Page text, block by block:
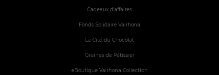
Cadeaux d'affaires
Fonds Solidaire Valrhona
La Cité du Chocolat
Graines de Pâtissier
eBoutique Valrhona Collection